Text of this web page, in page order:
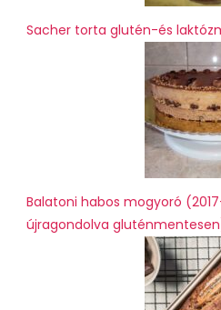
Sacher torta glutén-és
Balatoni habos mogyoró
újragondolva